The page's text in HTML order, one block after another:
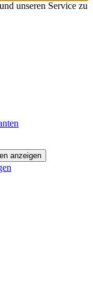
unseren Service zu
anzeigen